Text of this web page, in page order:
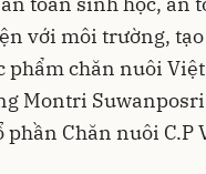
với môi trường,
phẩm chăn nuôi
Montri
phần Chăn nuôi C.P